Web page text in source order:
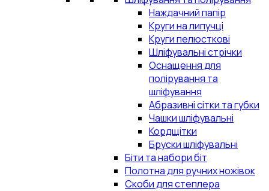
Наждачний папір
Круги на липучці
Круги пелюсткові
Шліфувальні стрічки
Оснащення для
полірування та
шліфування
Абразивні сітки та губки
Чашки шліфувальні
Кордщітки
Бруски шліфувальні
Біти та набори біт
Полотна для ручних ножівок
Скоби для степлера